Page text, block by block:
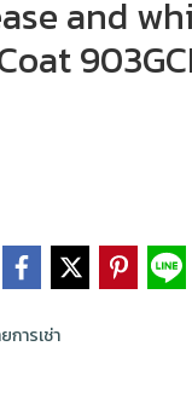
and
การเช่า